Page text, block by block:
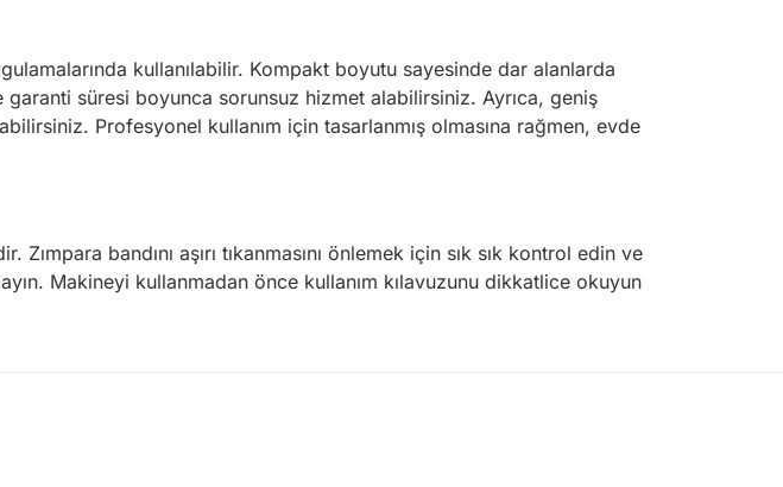
kullanılabilir. Kompakt boyutu sayesinde dar alanlarda
süresi boyunca sorunsuz hizmet alabilirsiniz. Ayrıca, geniş
Profesyonel kullanım için tasarlanmış olmasına rağmen, evde
bandını aşırı tıkanmasını önlemek için sık sık kontrol edin ve
Makineyi kullanmadan önce kullanım kılavuzunu dikkatlice okuyun